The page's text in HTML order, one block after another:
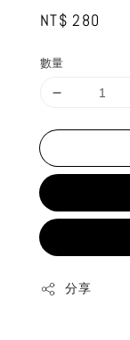
Regular
NT$ 280
數量
分享